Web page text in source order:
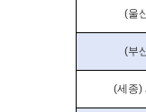
(울
(부
(세종)